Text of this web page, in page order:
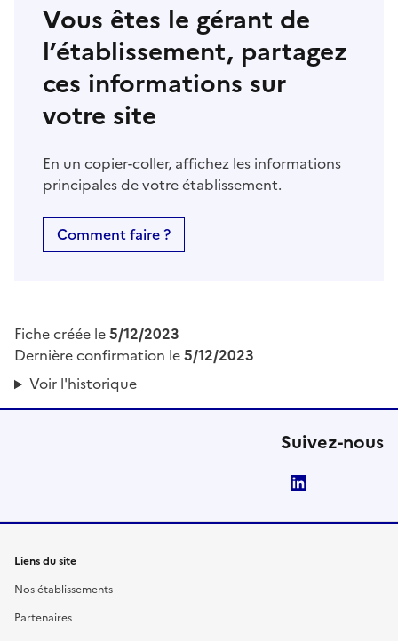
Vous êtes le gérant de
l’établissement, partagez
ces informations sur
votre site
En un copier-coller, affichez les informations
principales de votre établissement.
Comment faire ?
Fiche créée le5/12/2023
Dernière confirmation le5/12/2023
Voir l'historique
Suivez-nous
Liens du site
Nos établissements
Partenaires